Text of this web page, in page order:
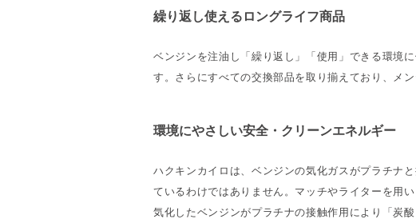
繰り返し使えるロングライフ商品
ベンジンを注油し「繰り返し」「使用」できる環境
す。さらにすべての交換部品を取り揃えており、メン
環境にやさしい安全・クリーンエネルギー
ハクキンカイロは、ベンジンの気化ガスがプラチナ
ているわけではありません。マッチやライターを用
気化したベンジンがプラチナの接触作用により「炭